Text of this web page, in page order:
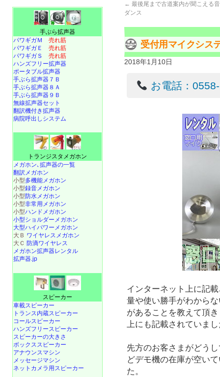
← 最後尾まで古道案内が聞こえる
ダンス
受付用マイクシス
2018年1月10日
お電話：
インターネット上に記
量や使い勝手がわから
があることを教えて頂
上にも記載されていま
先方のお客さまがどう
どデモ機の在庫が空い
た。
手ぶら拡声器
パワギガＭ 売れ筋
パワギガＥ 売れ筋
パワギガＳ 売れ筋
ハンズフリー拡声器
ポータブル拡声器
手ぶら拡声器７Ｂ
手ぶら拡声器８Ａ
手ぶら拡声器９Ｂ
無線拡声器セット
翻訳機付き拡声器
病院呼出しシステム
トランジスタメガホン
メガホン､拡声器の一覧
翻訳メガホン
小型多機能メガホン
小型録音メガホン
小型防水メガホン
小型非常用メガホン
小型ハンドメガホン
小型ショルダーメガホン
大型ハイパワーメガホン
大Ｂ ワイヤレスメガホン
大Ｃ 防滴ワイヤレス
メガホン拡声器レンタル
拡声器.jp
スピーカー
車載スピーカー
トランス内蔵スピーカー
コールスピーカー
ハンズフリースピーカー
スピーカーの大きさ
ボックススピーカー
アナウンスマシン
メッセージマシン
ネットカメラ用スピーカー